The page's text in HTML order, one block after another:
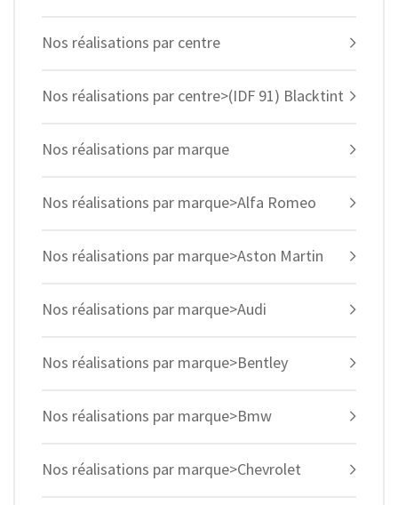
Nos réalisations par centre
Nos réalisations par centre>(IDF 91) Blacktint
Nos réalisations par marque
Nos réalisations par marque>Alfa Romeo
Nos réalisations par marque>Aston Martin
Nos réalisations par marque>Audi
Nos réalisations par marque>Bentley
Nos réalisations par marque>Bmw
Nos réalisations par marque>Chevrolet